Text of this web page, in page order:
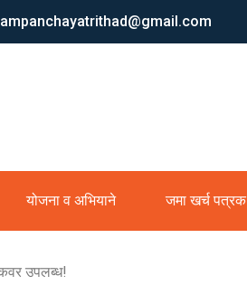
योजना व अभियाने जमा खर्च पत्रक
उपलब्ध!